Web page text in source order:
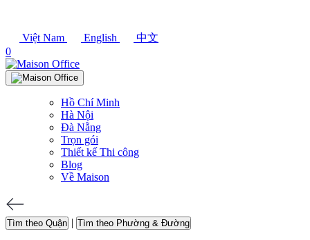
Việt Nam English
中文
0
Hồ Chí Minh
Hà Nội
Đà Nẵng
Trọn gói
Thiết kế Thi công
Blog
Về Maison
Tìm theo Quận | Tìm theo Phường & Đường